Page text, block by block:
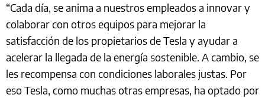
“Cada día, se anima a nuestros empleados a innovar y
colaborar con otros equipos para mejorar la
satisfacción de los propietarios de Tesla y ayudar a
acelerar la llegada de la energía sostenible. A cambio, se
les recompensa con condiciones laborales justas. Por
eso Tesla, como muchas otras empresas, ha optado por